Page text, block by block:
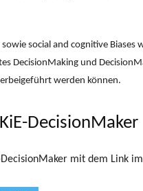
social and cognitive
DecisionMaking und
werden können.
DecisionMaker
DecisionMaker mit dem Link